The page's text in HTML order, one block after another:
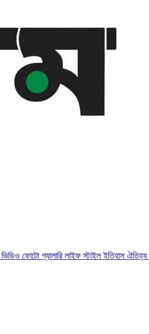
ভিডিও ফোটো গ্যালারি লাইফ স্টাইলইতিহাস ঐতিহ্য